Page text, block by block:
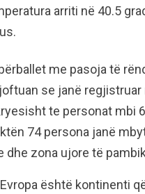
arriti në 40.5
me pasoja të
se janë
te personat mbi
74 persona janë
dhe zona ujore të
është kontinenti